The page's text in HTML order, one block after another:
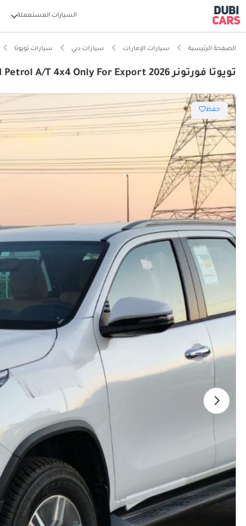
السيارات المستعملة
الصفحة الرئيسية سيارات الإمارات سيارات دبي سيارات تويوتا
تويوتا فورتونر 2026 Toyota Fortuner SR5 7-Seater 2.7L 4-Cyl Petrol A/T 4x4 Only For Export
حفظ